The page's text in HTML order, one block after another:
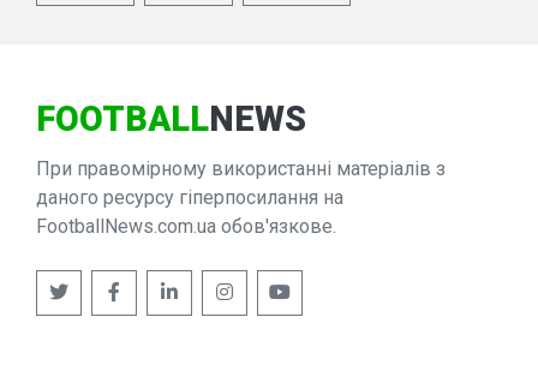
FOOTBALLNEWS
При правомірному використанні матеріалів з
даного ресурсу гіперпосилання на
FootballNews.com.ua обов'язкове.